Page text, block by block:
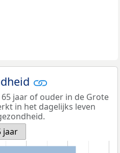
jaar of ouder in de Grote
in het dagelijks leven
jaar